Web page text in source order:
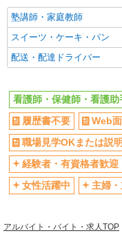
塾講師・家庭教師
スイーツ・ケーキ・パン
配送・配達ドライバー
看護師・保健師・看護助
履歴書不要
Web
職場見学OKまたは説
経験者・有資格者歓迎
女性活躍中
主婦
アルバイト・バイト・求人TOP